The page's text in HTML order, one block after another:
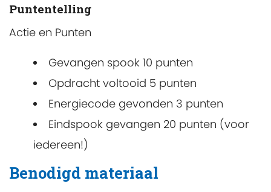
Puntentelling
Actie en Punten
Gevangen spook 10 punten
Opdracht voltooid 5 punten
Energiecode gevonden 3 punten
Eindspook gevangen 20 punten (voor
iedereen!)
Benodigd materiaal